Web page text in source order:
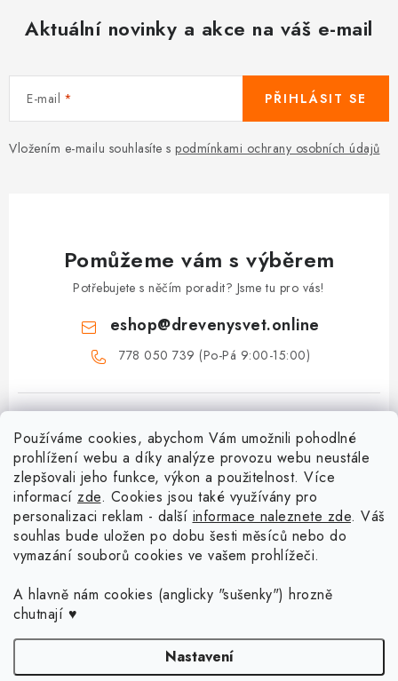
Používáme cookies, abychom Vám umožnili pohodlné
prohlížení webu a díky analýze provozu webu neustále
zlepšovali jeho funkce, výkon a použitelnost. Více
informací zde. Cookies jsou také využívány pro
personalizaci reklam - další informace naleznete zde. Váš
souhlas bude uložen po dobu šesti měsíců nebo do
vymazání souborů cookies ve vašem prohlížeči.
A hlavně nám cookies (anglicky "sušenky") hrozně
chutnají ♥
Nastavení
Aktuální novinky a akce na váš e-mail
E-mail
Vložením e-mailu souhlasíte s podmínkami ochrany osobních údajů
PŘIHLÁSIT SE
Pomůžeme vám s výběrem
Potřebujete s něčím poradit? Jsme tu pro vás!
eshop@drevenysvet.online
778 050 739 (Po-Pá 9:00-15:00)
Menu
Doprava a platba
Vrácení zboží a reklamace
Blog o háčkování a pletení
Proč se může odstín příze Woody časem změnit?
Háčkování košíků - návody